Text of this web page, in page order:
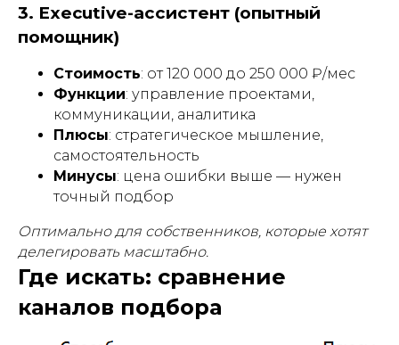
3. Executive-ассистент (опытный
помощник)
Стоимость: от 120 000 до 250 000 ₽/мес
Функции: управление проектами,
коммуникации, аналитика
Плюсы: стратегическое мышление,
самостоятельность
Минусы: цена ошибки выше — нужен
точный подбор
Оптимально для собственников, которые хотят
делегировать масштабно.
Где искать: сравнение
каналов подбора